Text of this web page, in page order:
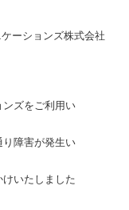
ーションズ株式会社
ズをご利用い
り障害が発生い
いたしました